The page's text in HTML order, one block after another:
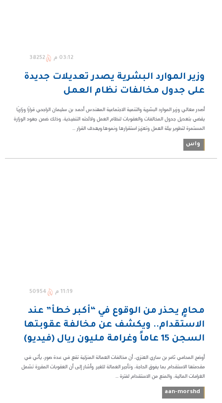
03:12 م 38252
وزير الموارد البشرية يصدر تعديلات جديدة
على جدول مخالفات نظام العمل
أصدر معالي وزير الموارد البشرية والتنمية الاجتماعية المهندس أحمد بن سليمان الراجحي قرارًا وزاريًا
يقضي بتعديل جدول المخالفات والعقوبات لنظام العمل ولائحته التنفيذية، وذلك ضمن جهود الوزارة
المستمرة لتطوير بيئة العمل وتعزيز استقرارها ونموها.ويهدف القرار ...
واس
11:19 م 50954
محامٍ يحذر من الوقوع في “أكبر خطأ” عند
الاستقدام.. ويكشف عن مخالفة عقوبتها
السجن 15 عاماً وغرامة مليون ريال (فيديو)
أوضح المحامي ثامر بن ساري العنزي، أن مخالفات العمالة المنزلية تقع في عدة صور، يأتي في
مقدمتها الاستقدام بما يفوق الحاجة، وتأجير العمالة للغير. وأشار إلى أن العقوبات المقررة تشمل
الغرامات المالية، والمنع من الاستقدام لفترة ...
aan-morshd